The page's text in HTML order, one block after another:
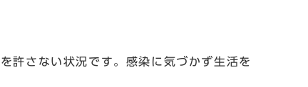
許さない状況です。感染に気づかず生活を